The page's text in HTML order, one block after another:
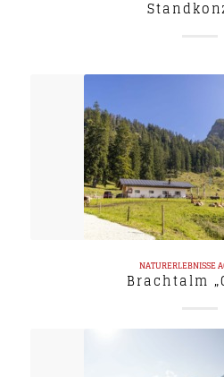
NATURERLEBNISSE
Brachtalm